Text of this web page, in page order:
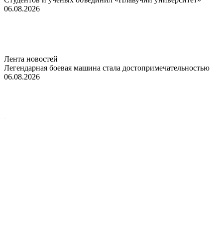
06.08.2026
Лента новостей
Легендарная боевая машина стала достопримечательностью
06.08.2026